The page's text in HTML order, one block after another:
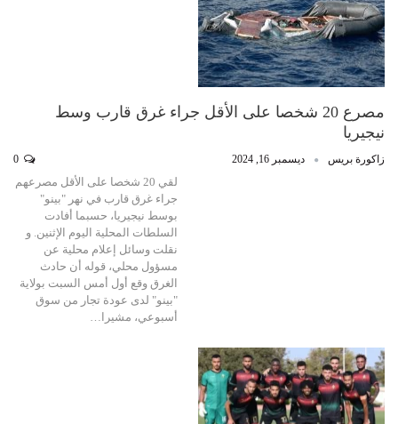
مصرع 20 شخصا على الأقل جراء غرق قارب وسط
نيجيريا
زاكورة بريس ديسمبر 16, 2024
لقي 20 شخصا على الأقل مصرعهم
جراء غرق قارب في نهر "بينو"
بوسط نيجيريا، حسبما أفادت
السلطات المحلية اليوم الإثنين. و
نقلت وسائل إعلام محلية عن
مسؤول محلي، قوله أن حادث
الغرق وقع أول أمس السبت بولاية
"بينو" لدى عودة تجار من سوق
أسبوعي، مشيرا…